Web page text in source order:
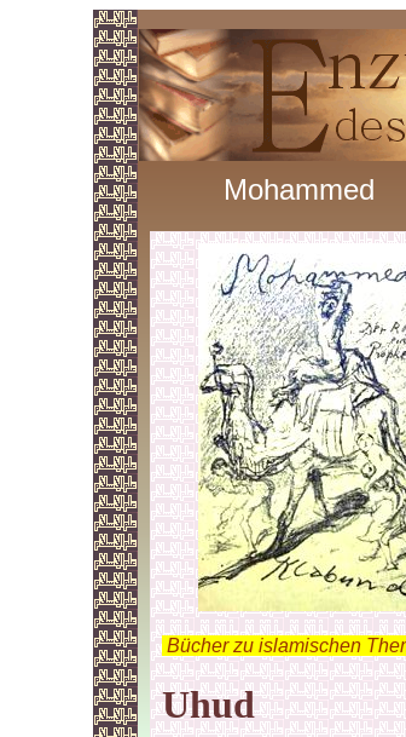
Mohammed
Bücher zu islamischen
Uhud